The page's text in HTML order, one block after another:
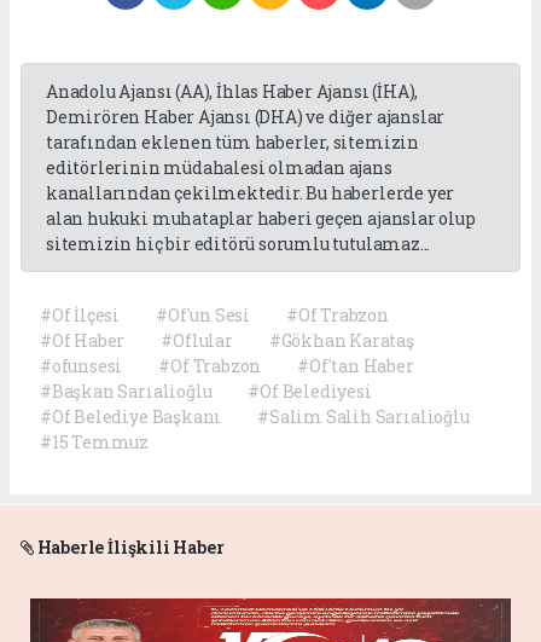
Anadolu Ajansı (AA), İhlas Haber Ajansı (İHA),
Demirören Haber Ajansı (DHA) ve diğer ajanslar
tarafından eklenen tüm haberler, sitemizin
editörlerinin müdahalesi olmadan ajans
kanallarından çekilmektedir. Bu haberlerde yer
alan hukuki muhataplar haberi geçen ajanslar olup
sitemizin hiç bir editörü sorumlu tutulamaz...
#Of İlçesi #Of'un Sesi
#Of Trabzon
#Of Haber
#Oflular
#Gökhan Karataş
#ofunsesi
#Of Trabzon
#Of'tan Haber
#Başkan Sarıalioğlu
#Of Belediyesi
#Of Belediye Başkanı
#Salim Salih Sarıalioğlu
#15 Temmuz
Haberle İlişkili Haber